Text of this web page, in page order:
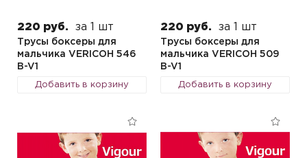
220 руб. за 1 шт
Трусы боксеры для
мальчика VERICOH 546
B-V1
Добавить в корзину
220 руб. за 1 шт
Трусы боксеры для
мальчика VERICOH 509
B-V1
Добавить в корзину